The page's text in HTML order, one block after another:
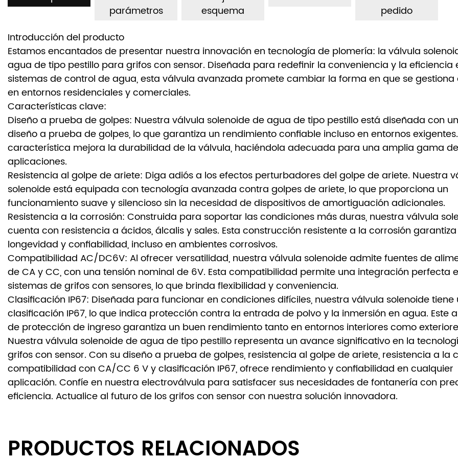
parámetros
esquema
pedido
Introducción del producto
Estamos encantados de presentar nuestra innovación en tecnología de plomería: la válvula
agua de tipo pestillo para grifos con sensor. Diseñada para redefinir la conveniencia y la eficiencia
sistemas de control de agua, esta válvula avanzada promete cambiar la forma en que se gestiona
en entornos residenciales y comerciales.
Características clave:
Diseño a prueba de golpes: Nuestra válvula solenoide de agua de tipo pestillo está diseñada con
diseño a prueba de golpes, lo que garantiza un rendimiento confiable incluso en entornos
característica mejora la durabilidad de la válvula, haciéndola adecuada para una amplia gama de
aplicaciones.
Resistencia al golpe de ariete: Diga adiós a los efectos perturbadores del golpe de ariete. Nuestra
solenoide está equipada con tecnología avanzada contra golpes de ariete, lo que proporciona un
funcionamiento suave y silencioso sin la necesidad de dispositivos de amortiguación adicionales.
Resistencia a la corrosión: Construida para soportar las condiciones más duras, nuestra válvula
cuenta con resistencia a ácidos, álcalis y sales. Esta construcción resistente a la corrosión garantiza
longevidad y confiabilidad, incluso en ambientes corrosivos.
Compatibilidad AC/DC6V: Al ofrecer versatilidad, nuestra válvula solenoide admite fuentes de
de CA y CC, con una tensión nominal de 6V. Esta compatibilidad permite una integración perfecta
sistemas de grifos con sensores, lo que brinda flexibilidad y conveniencia.
Clasificación IP67: Diseñada para funcionar en condiciones difíciles, nuestra válvula solenoide tiene
clasificación IP67, lo que indica protección contra la entrada de polvo y la inmersión en agua. Este
de protección de ingreso garantiza un buen rendimiento tanto en entornos interiores como
Nuestra válvula solenoide de agua de tipo pestillo representa un avance significativo en la
grifos con sensor. Con su diseño a prueba de golpes, resistencia al golpe de ariete, resistencia a la
compatibilidad con CA/CC 6 V y clasificación IP67, ofrece rendimiento y confiabilidad en cualquier
aplicación. Confíe en nuestra electroválvula para satisfacer sus necesidades de fontanería con
eficiencia. Actualice al futuro de los grifos con sensor con nuestra solución innovadora.
PRODUCTOS RELACIONADOS